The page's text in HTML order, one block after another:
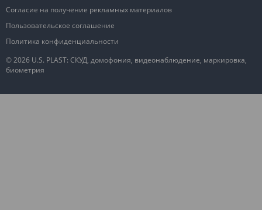
© 2026 U.S. PLAST: СКУД, домофония, видеонаблюдение, маркировка,
биометрия
Согласие на получение рекламных материалов
Пользовательское соглашение
Политика конфиденциальности